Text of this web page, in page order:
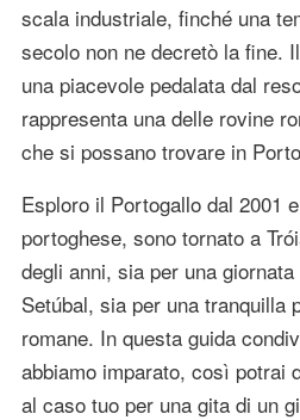
scala industriale, finché una
secolo non ne decretò la fine.
una piacevole pedalata dal
rappresenta una delle rovine
che si possano trovare in
Esploro il Portogallo dal 2001
portoghese, sono tornato a
degli anni, sia per una
Setúbal, sia per una tranquilla
romane. In questa guida
abbiamo imparato, così potrai
al caso tuo per una gita di un